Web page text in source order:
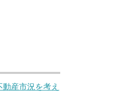
産市況を考え